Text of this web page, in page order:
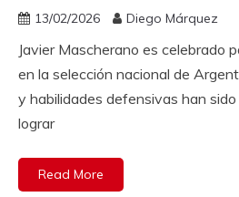
13/02/2026 Diego Márquez
Javier Mascherano es celebrado
en la selección nacional de
y habilidades defensivas han
lograr
Read More